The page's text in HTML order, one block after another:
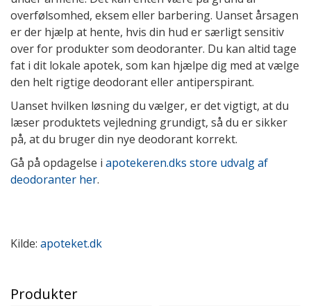
overfølsomhed, eksem eller barbering. Uanset årsagen
er der hjælp at hente, hvis din hud er særligt sensitiv
over for produkter som deodoranter. Du kan altid tage
fat i dit lokale apotek, som kan hjælpe dig med at vælge
den helt rigtige deodorant eller antiperspirant.
Uanset hvilken løsning du vælger, er det vigtigt, at du
læser produktets vejledning grundigt, så du er sikker
på, at du bruger din nye deodorant korrekt.
Gå på opdagelse i apotekeren.dks store udvalg af
deodoranter her.
Kilde: apoteket.dk
Produkter